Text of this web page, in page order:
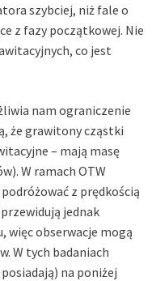
szybciej, niż fale o
z fazy początkowej. Nie
co jest
nam ograniczenie
że grawitony cząstki
– mają masę
W ramach OTW
z prędkością
jednak
więc obserwacje mogą
W tych badaniach
na poniżej